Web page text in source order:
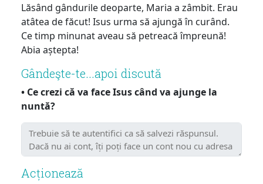
Lăsând gândurile deoparte, Maria a zâmbit. Erau
atâtea de făcut! Isus urma să ajungă în curând.
Ce timp minunat aveau să petreacă împreună!
Abia aștepta!
Gândeşte-te...apoi discută
• Ce crezi că va face Isus când va ajunge la
nuntă?
Acționează